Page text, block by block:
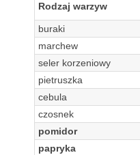
Rodzaj warzyw
buraki
marchew
seler korzeniowy
pietruszka
cebula
czosnek
pomidor
papryka